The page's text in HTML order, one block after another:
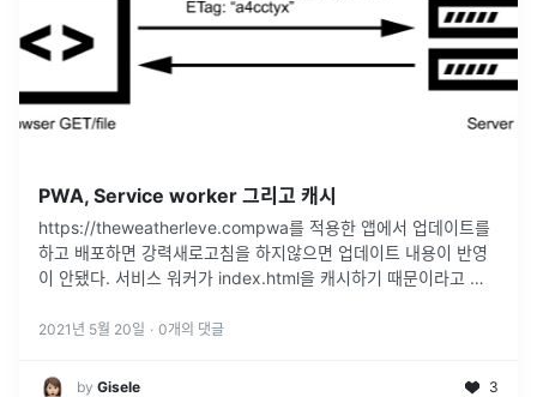
PWA, Service worker 그리고 캐시
https://theweatherleve.compwa를 적용한 앱에서 업데이트를
하고 배포하면 강력새로고침을 하지않으면 업데이트 내용이 반영
이 안됐다. 서비스 워커가 index.html을 캐시하기 때문이라고 한
2021년 5월 20일 · 0개의 댓글
by Gisele 3